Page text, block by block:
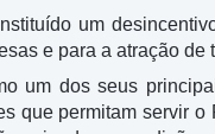
um
e para a atração de
um dos seus
que permitam servir